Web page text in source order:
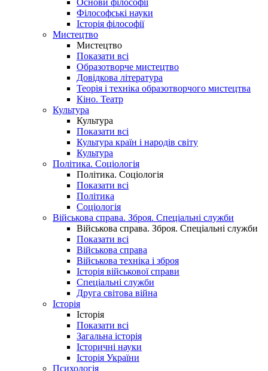
Основи філософії
Філософські науки
Історія філософії
Мистецтво
Мистецтво
Показати всі
Образотворче мистецтво
Довідкова література
Теорія і техніка образотворчого мистецтва
Кіно. Театр
Культура
Культура
Показати всі
Культура країн і народів світу
Культура
Політика. Соціологія
Політика. Соціологія
Показати всі
Політика
Соціологія
Військова справа. Зброя. Спеціальні служби
Військова справа. Зброя. Спеціальні служби
Показати всі
Військова справа
Військова техніка і зброя
Історія військової справи
Спеціальні служби
Друга світова війна
Історія
Історія
Показати всі
Загальна історія
Історичні науки
Історія України
Психологія